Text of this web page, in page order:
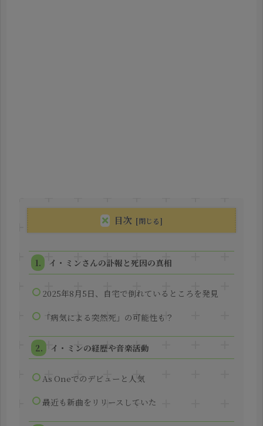
目次
イ・ミンさんの訃報と死因の真相
2025年8月5日、自宅で倒れているところを発見
「病気による突然死」の可能性も？
イ・ミンの経歴や音楽活動
As Oneでのデビューと人気
最近も新曲をリリースしていた